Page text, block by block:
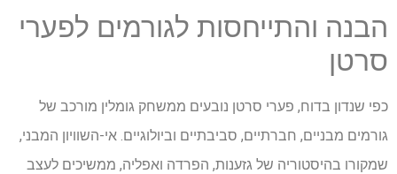
הבנה והתייחסות לגורמים לפערי
סרטן
כפי שנדון בדוח, פערי סרטן נובעים ממשחק גומלין מורכב של
גורמים מבניים, חברתיים, סביבתיים וביולוגיים. אי-השוויון המבני,
שמקורו בהיסטוריה של גזענות, הפרדה ואפליה, ממשיכים לעצב